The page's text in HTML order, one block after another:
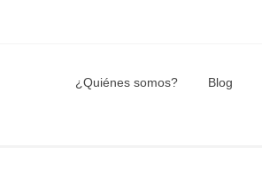
¿Quiénes somos? Blog